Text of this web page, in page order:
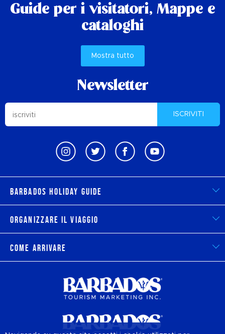
Guide per i visitatori, Mappe e
cataloghi
Mostra tutto
Newsletter
ISCRIVITI
Barbados Holiday Guide
Organizzare il viaggio
Come arrivare